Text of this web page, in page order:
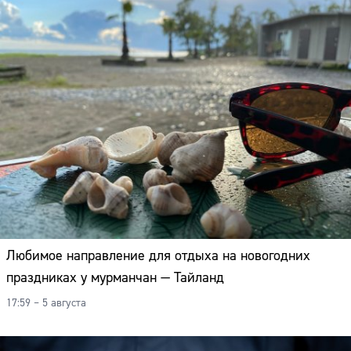
Любимое направление для отдыха на новогодних
праздниках у мурманчан — Тайланд
17:59 – 5 августа